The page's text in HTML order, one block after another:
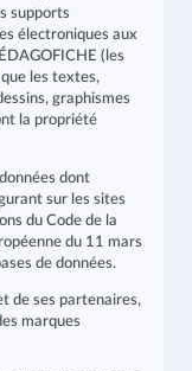
supports
électroniques aux
(les
les textes,
graphismes
la propriété
dont
sur les sites
du Code de la
du 11 mars
de données.
de ses partenaires,
marques